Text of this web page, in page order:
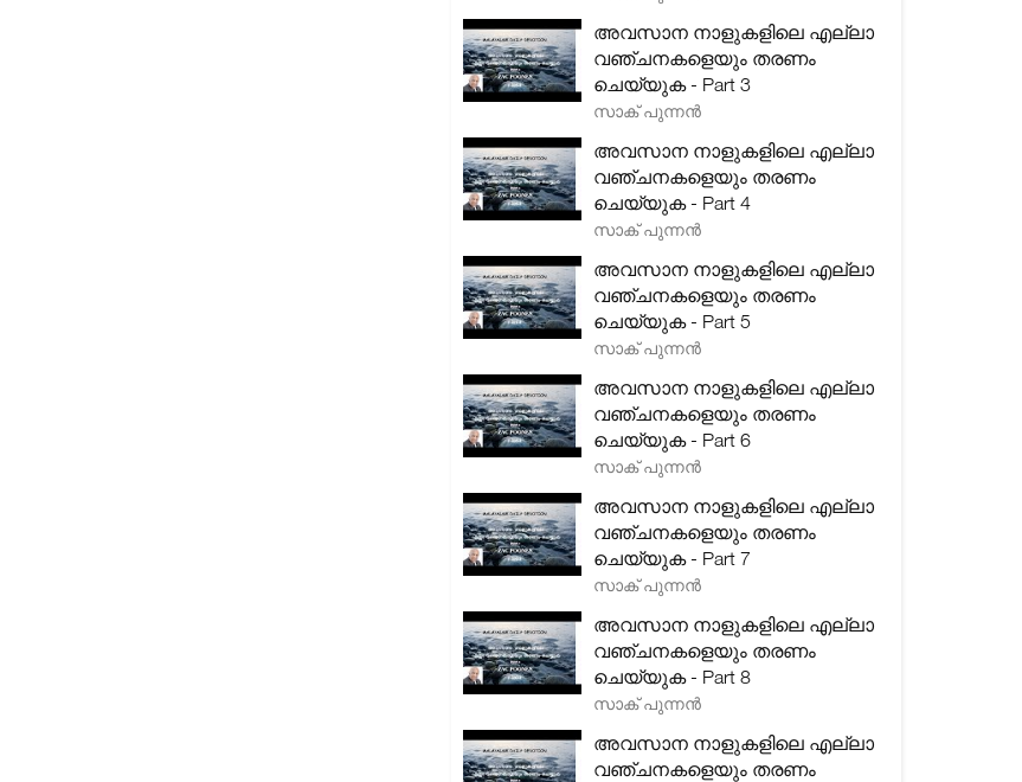
അവസാന നാളുകളിലെ എല്ലാ
വഞ്ചനകളെയും തരണം
ചെയ്യുക - Part 3
സാക് പുന്നൻ
അവസാന നാളുകളിലെ എല്ലാ
വഞ്ചനകളെയും തരണം
ചെയ്യുക - Part 4
സാക് പുന്നൻ
അവസാന നാളുകളിലെ എല്ലാ
വഞ്ചനകളെയും തരണം
ചെയ്യുക - Part 5
സാക് പുന്നൻ
അവസാന നാളുകളിലെ എല്ലാ
വഞ്ചനകളെയും തരണം
ചെയ്യുക - Part 6
സാക് പുന്നൻ
അവസാന നാളുകളിലെ എല്ലാ
വഞ്ചനകളെയും തരണം
ചെയ്യുക - Part 7
സാക് പുന്നൻ
അവസാന നാളുകളിലെ എല്ലാ
വഞ്ചനകളെയും തരണം
ചെയ്യുക - Part 8
സാക് പുന്നൻ
അവസാന നാളുകളിലെ എല്ലാ
വഞ്ചനകളെയും തരണം